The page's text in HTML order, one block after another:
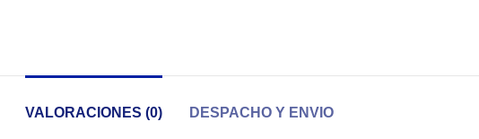
VALORACIONES (0) DESPACHO Y ENVIO